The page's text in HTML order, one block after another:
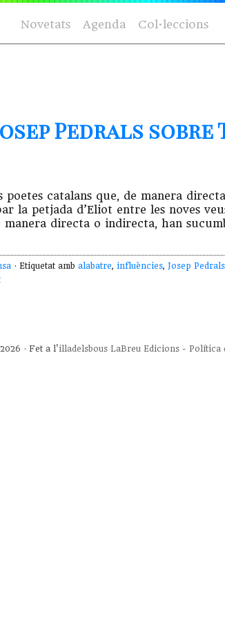
Novetats Agenda Col·leccions
Pedrals sobre
poetes catalans que, de manera
la petjada d’Eliot entre les noves
manera directa o indirecta, han
· Etiquetat amb alabatre, influències, Josep Pedrals
· Fet a l'illadelsbous LaBreu Edicions - Política